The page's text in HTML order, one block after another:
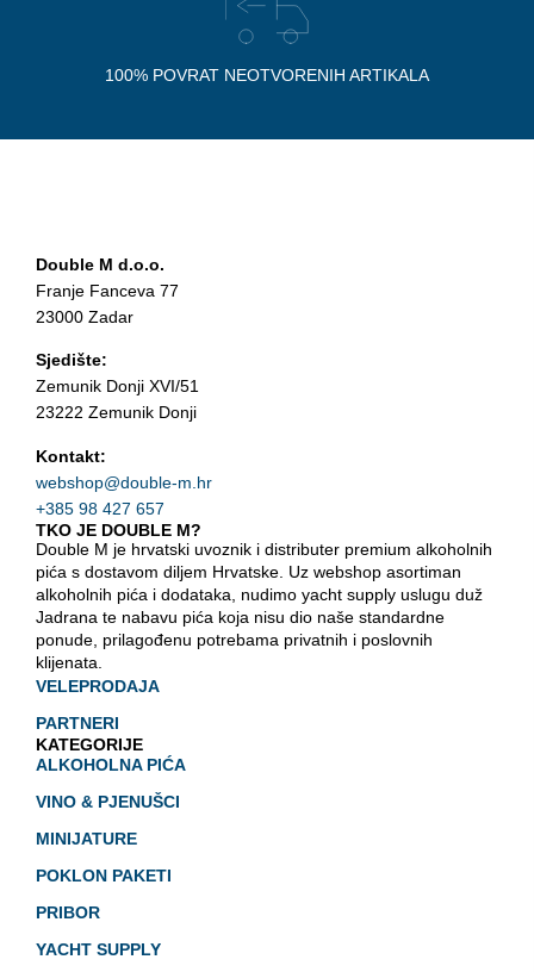
100% POVRAT NEOTVORENIH ARTIKALA
Double M d.o.o.
Franje Fanceva 77
23000 Zadar
Sjedište:
Zemunik Donji XVI/51
23222 Zemunik Donji
Kontakt:
webshop@double-m.hr
+385 98 427 657
TKO JE DOUBLE M?
Double M je hrvatski uvoznik i distributer premium alkoholnih
pića s dostavom diljem Hrvatske. Uz webshop asortiman
alkoholnih pića i dodataka, nudimo yacht supply uslugu duž
Jadrana te nabavu pića koja nisu dio naše standardne
ponude, prilagođenu potrebama privatnih i poslovnih
klijenata.
VELEPRODAJA
PARTNERI
KATEGORIJE
ALKOHOLNA PIĆA
VINO & PJENUŠCI
MINIJATURE
POKLON PAKETI
PRIBOR
YACHT SUPPLY